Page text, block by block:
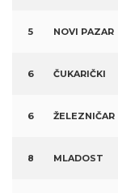
5 NOVI PAZAR
6 ČUKARIČKI
6 ŽELEZNIČAR
8 MLADOST